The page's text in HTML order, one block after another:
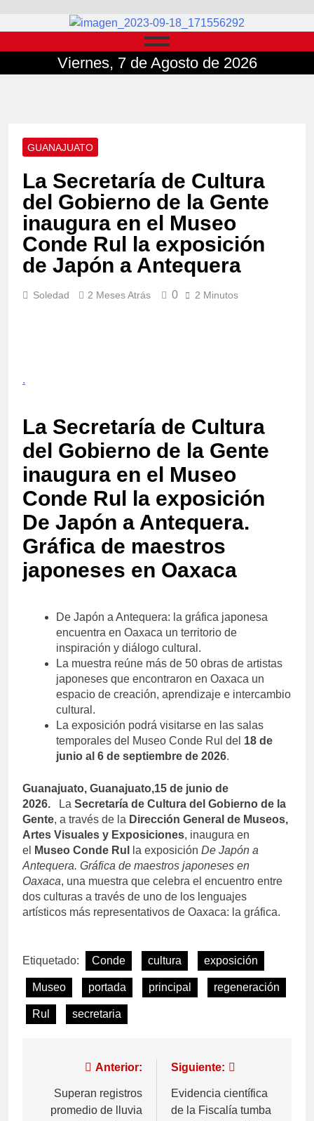
Viernes, 7 de Agosto de 2026
GUANAJUATO
La Secretaría de Cultura
del Gobierno de la Gente
inaugura en el Museo
Conde Rul la exposición
de Japón a Antequera
Soledad 2 Meses Atrás 0 2 Minutos
.
La Secretaría de Cultura
del Gobierno de la Gente
inaugura en el Museo
Conde Rul la exposición
De Japón a Antequera.
Gráfica de maestros
japoneses en Oaxaca
De Japón a Antequera: la gráfica japonesa
encuentra en Oaxaca un territorio de
inspiración y diálogo cultural.
La muestra reúne más de 50 obras de artistas
japoneses que encontraron en Oaxaca un
espacio de creación, aprendizaje e intercambio
cultural.
La exposición podrá visitarse en las salas
temporales del Museo Conde Rul del 18 de
junio al 6 de septiembre de 2026.
Guanajuato, Guanajuato,15 de junio de
2026.
La Secretaría de Cultura del Gobierno de la
Gente, a través de la Dirección General de Museos,
Artes Visuales y Exposiciones, inaugura en
el
Museo Conde Rul la exposición De Japón a
Antequera. Gráfica de maestros japoneses en
Oaxaca, una muestra que celebra el encuentro entre
dos culturas a través de uno de los lenguajes
artísticos más representativos de Oaxaca: la gráfica.
Etiquetado: Conde cultura exposición
Museo portada principal regeneración
Rul secretaria
Anterior:
Superan registros
promedio de lluvia
Siguiente:
Evidencia científica
de la Fiscalía tumba